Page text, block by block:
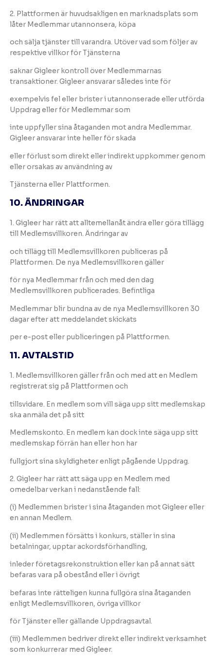
2. Plattformen är huvudsakligen en marknadsplats som
låter Medlemmar utannonsera, köpa
och sälja tjänster till varandra. Utöver vad som följer av
respektive villkor för Tjänsterna
saknar Gigleer kontroll över Medlemmarnas
transaktioner. Gigleer ansvarar således inte för
exempelvis fel eller brister i utannonserade eller utförda
Uppdrag eller för Medlemmar som
inte uppfyller sina åtaganden mot andra Medlemmar.
Gigleer ansvarar inte heller för skada
eller förlust som direkt eller indirekt uppkommer genom
eller orsakas av användning av
Tjänsterna eller Plattformen.
10. ÄNDRINGAR
1. Gigleer har rätt att alltemellanåt ändra eller göra tillägg
till Medlemsvillkoren. Ändringar av
och tillägg till Medlemsvillkoren publiceras på
Plattformen. De nya Medlemsvillkoren gäller
för nya Medlemmar från och med den dag
Medlemsvillkoren publicerades. Befintliga
Medlemmar blir bundna av de nya Medlemsvillkoren 30
dagar efter att meddelandet skickats
per e-post eller publiceringen på Plattformen.
11. AVTALSTID
1. Medlemsvillkoren gäller från och med att en Medlem
registrerat sig på Plattformen och
tillsvidare. En medlem som vill säga upp sitt medlemskap
ska anmäla det på sitt
Medlemskonto. En medlem kan dock inte säga upp sitt
medlemskap förrän han eller hon har
fullgjort sina skyldigheter enligt pågående Uppdrag.
2. Gigleer har rätt att säga upp en Medlem med
omedelbar verkan i nedanstående fall:
(i) Medlemmen brister i sina åtaganden mot Gigleer eller
en annan Medlem.
(ii) Medlemmen försätts i konkurs, ställer in sina
betalningar, upptar ackordsförhandling,
inleder företagsrekonstruktion eller kan på annat sätt
befaras vara på obestånd eller i övrigt
befaras inte rätteligen kunna fullgöra sina åtaganden
enligt Medlemsvillkoren, övriga villkor
för Tjänster eller gällande Uppdragsavtal.
(iii) Medlemmen bedriver direkt eller indirekt verksamhet
som konkurrerar med Gigleer.